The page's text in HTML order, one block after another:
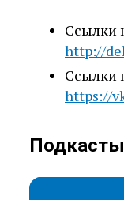
Ссылки
http://
Ссылки
https://
Подкасты